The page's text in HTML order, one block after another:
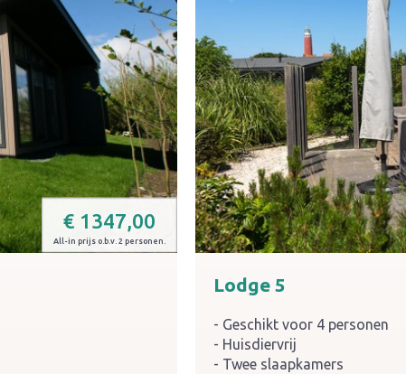
Lodge 5
Geschikt voor 4 personen
Huisdiervrij
Twee slaapkamers
€ 1347,00
All-in prijs o.b.v. 2 personen.